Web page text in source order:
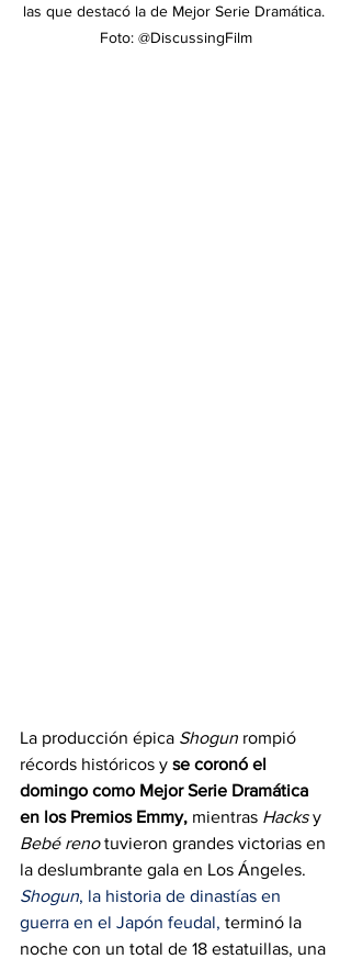
las que destacó la de Mejor Serie Dramática.
Foto: @DiscussingFilm
La producción épica Shogun rompió
récords históricos y se coronó el
domingo como Mejor Serie Dramática
en los Premios Emmy, mientras Hacks y
Bebé reno tuvieron grandes victorias en
la deslumbrante gala en Los Ángeles.
Shogun, la historia de dinastías en
guerra en el Japón feudal, terminó la
noche con un total de 18 estatuillas, una